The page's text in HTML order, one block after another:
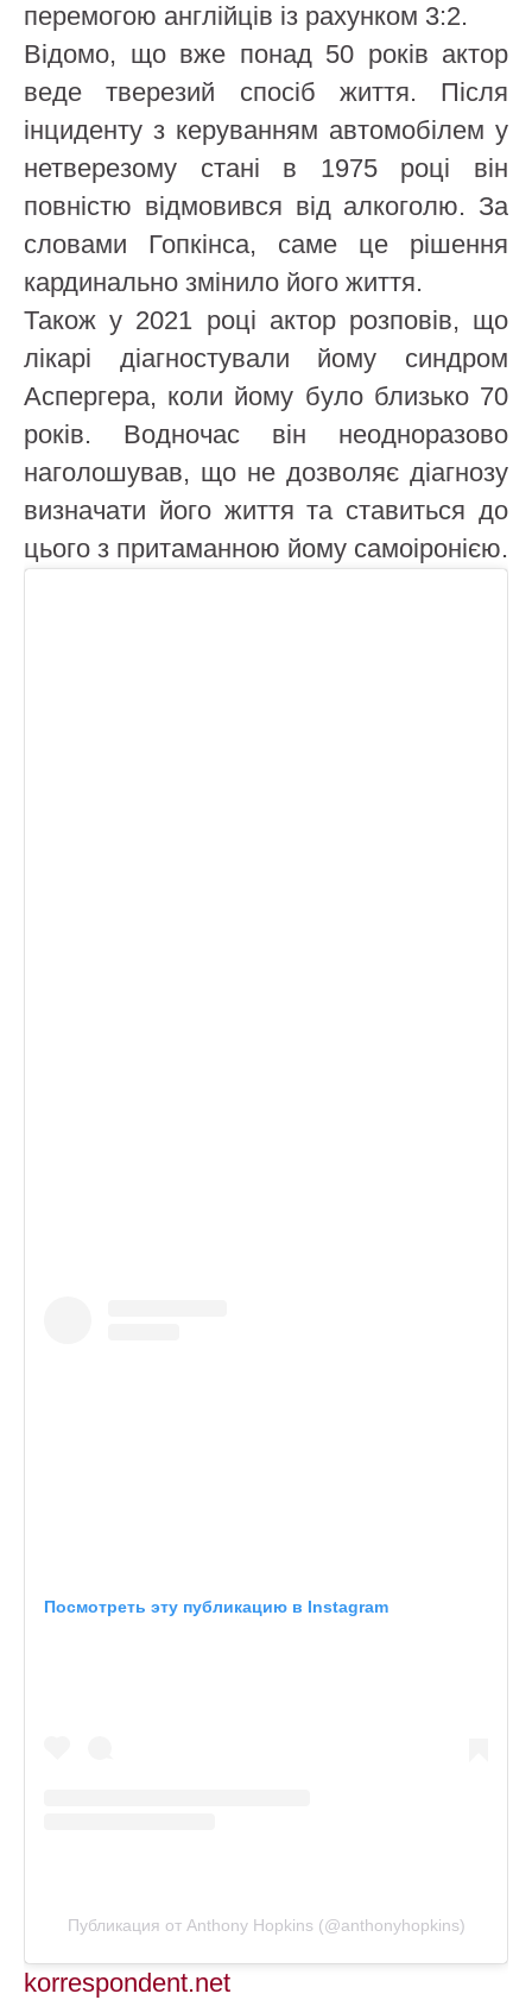
перемогою англійців із рахунком 3:2.
Відомо, що вже понад 50 років актор
веде тверезий спосіб життя. Після
інциденту з керуванням автомобілем у
нетверезому стані в 1975 році він
повністю відмовився від алкоголю. За
словами Гопкінса, саме це рішення
кардинально змінило його життя.
Також у 2021 році актор розповів, що
лікарі діагностували йому синдром
Аспергера, коли йому було близько 70
років. Водночас він неодноразово
наголошував, що не дозволяє діагнозу
визначати його життя та ставиться до
цього з притаманною йому самоіронією.
Посмотреть эту публикацию в Instagram
Публикация от Anthony Hopkins (@anthonyhopkins)
korrespondent.net